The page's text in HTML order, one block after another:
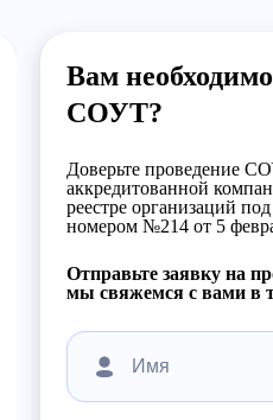
Вам
СОУТ?
Доверьте проведение
аккредитованной
реестре организаций
номером №214 от 5
Отправьте заявку на
мы свяжемся с вами в